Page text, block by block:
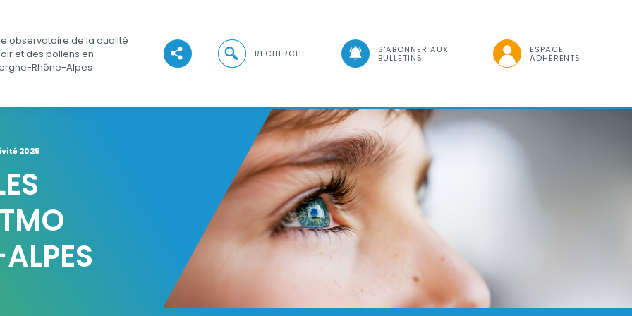
observatoire de la qualité
et des pollens en
Rhône-Alpes
Voir les réseaux sociaux
Ouvrir la recherche
RECHERCHE S'ABONNER AUX
BULLETINS
ESPACE
ADHÉRENTS
2025
Visuel